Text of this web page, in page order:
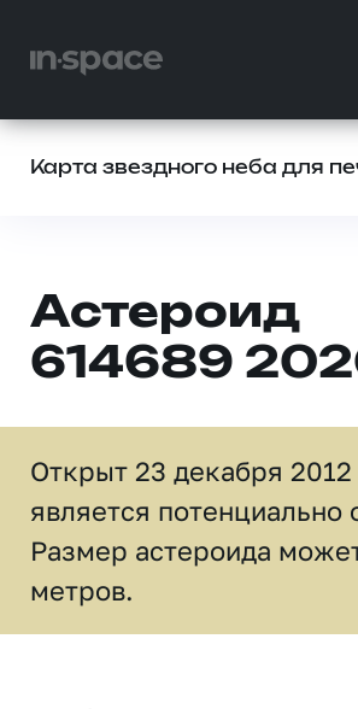
Карта звездного неба для
Астероид
614689
Открыт 23 декабря
является потенциально
Размер астероида
метров.